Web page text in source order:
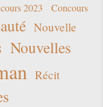
2023
Concours
Nouvelle
Nouvelles
Récit